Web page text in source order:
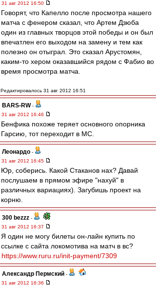
31 авг 2012 16:50
Говорят, что Капелло после просмотра нашего
матча с фенером сказал, что Артем Дзюба
один из главных творцов этой победы и он был
впечатлен его выходом на замену и тем как
полезно он отыграл. Это сказал Арустомян,
каким-то хером оказавшийся рядом с Фабио во
время просмотра матча.
Редактировалось 31 авг 2012 16:51
BARS-RW -
31 авг 2012 16:46
Бенфика похоже теряет основного опорника
Гарсию, тот переходит в МС.
Леонардо -
31 авг 2012 16:45
Юр, соберись. Какой Стаканов нах? Давай
послушаем в прямом эфире "нахуй" в
различных вариациях). Загубишь проект на
корню.
300 bezzz -
31 авг 2012 16:37
Я один не могу билеты он-лайн купить по
ссылке с сайта локомотива на матч в вс?
https://www.ruru.ru/init-payment/7309
Александр Пермский -
31 авг 2012 16:36